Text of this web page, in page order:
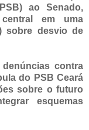
ao Senado,
em uma
sobre desvio de
contra
do PSB Ceará
sobre o futuro
esquemas